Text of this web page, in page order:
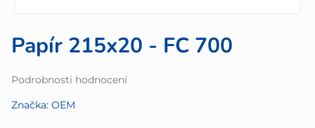
Papír 215x20 - FC 700
Průměrné
produktu
Podrobnosti hodnocení
Značka: OEM